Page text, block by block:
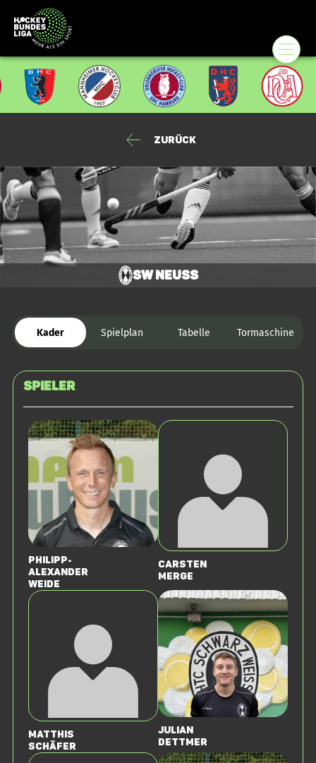
Zurück
SW Neuss
Kader Spielplan Tabelle Tormaschine
Spieler
Philipp-
Alexander
Weide
Carsten
Merge
Matthis
Schäfer
Julian
Dettmer